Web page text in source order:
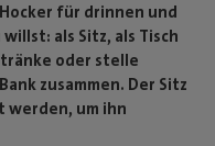
für drinnen und
als Sitz, als Tisch
oder stelle
zusammen. Der Sitz
werden, um ihn